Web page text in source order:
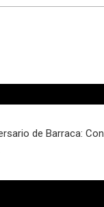
de Barraca: Con